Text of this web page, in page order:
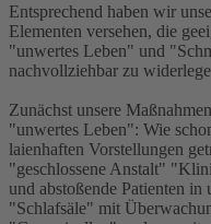
Entsprechend haben wir
Elementen versehen, die
"unwertes Leben" und
nachvollziehbar zu
Zunächst unsere
"unwertes Leben": Wie
laienhaften Vorstellungen
"geschlossene Anstalt"
und abstoßende Patienten
"Schlafsäle" mit